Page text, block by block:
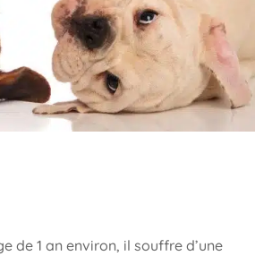
de 1 an environ, il souffre d’une